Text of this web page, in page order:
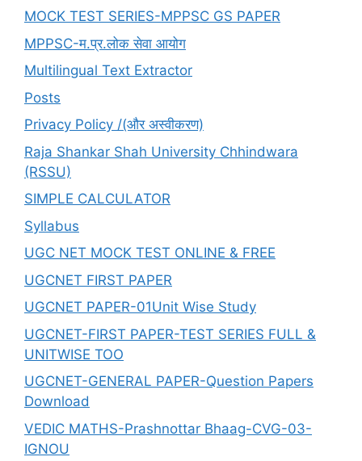
MOCK TEST SERIES-MPPSC GS PAPER
MPPSC-म.प्र.लोक सेवा आयोग
Multilingual Text Extractor
Posts
Privacy Policy /(और अस्वीकरण)
Raja Shankar Shah University Chhindwara
(RSSU)
SIMPLE CALCULATOR
Syllabus
UGC NET MOCK TEST ONLINE & FREE
UGCNET FIRST PAPER
UGCNET PAPER-01Unit Wise Study
UGCNET-FIRST PAPER-TEST SERIES FULL &
UNITWISE TOO
UGCNET-GENERAL PAPER-Question Papers
Download
VEDIC MATHS-Prashnottar Bhaag-CVG-03-
IGNOU